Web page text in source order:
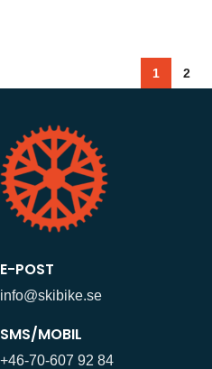
1 2
E-POST
info@skibike.se
SMS/MOBIL
+46-70-607 92 84